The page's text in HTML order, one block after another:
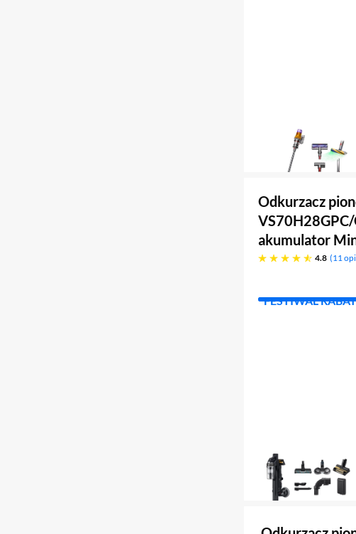
Odkurzacz
akumulator
4.8
4.8 gwiazdek 11
FESTIWAL